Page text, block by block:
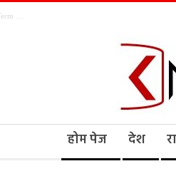
होम पेज देश